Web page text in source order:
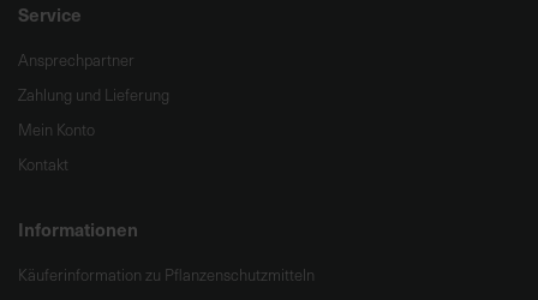
Service
Ansprechpartner
Zahlung und Lieferung
Mein Konto
Kontakt
Informationen
Käuferinformation zu Pflanzenschutzmitteln